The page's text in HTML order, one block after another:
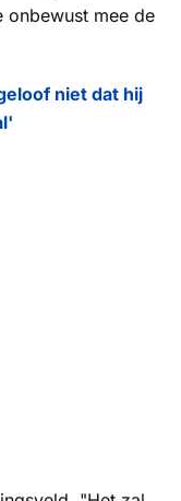
onbewust mee de
niet dat hij